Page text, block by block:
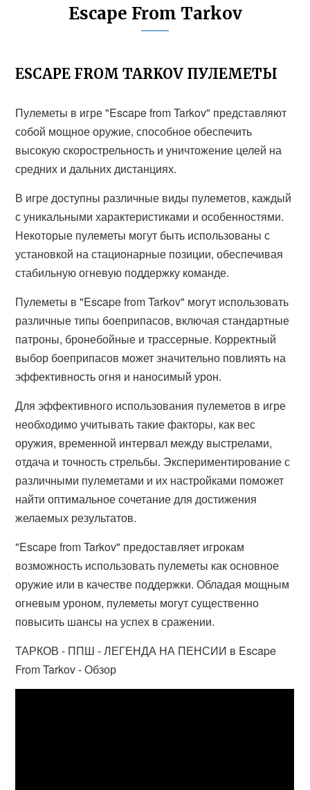
Escape From Tarkov
ESCAPE FROM TARKOV ПУЛЕМЕТЫ
Пулеметы в игре "Escape from Tarkov" представляют
собой мощное оружие, способное обеспечить
высокую скорострельность и уничтожение целей на
средних и дальних дистанциях.
В игре доступны различные виды пулеметов, каждый
с уникальными характеристиками и особенностями.
Некоторые пулеметы могут быть использованы с
установкой на стационарные позиции, обеспечивая
стабильную огневую поддержку команде.
Пулеметы в "Escape from Tarkov" могут использовать
различные типы боеприпасов, включая стандартные
патроны, бронебойные и трассерные. Корректный
выбор боеприпасов может значительно повлиять на
эффективность огня и наносимый урон.
Для эффективного использования пулеметов в игре
необходимо учитывать такие факторы, как вес
оружия, временной интервал между выстрелами,
отдача и точность стрельбы. Экспериментирование с
различными пулеметами и их настройками поможет
найти оптимальное сочетание для достижения
желаемых результатов.
"Escape from Tarkov" предоставляет игрокам
возможность использовать пулеметы как основное
оружие или в качестве поддержки. Обладая мощным
огневым уроном, пулеметы могут существенно
повысить шансы на успех в сражении.
ТАРКОВ - ППШ - ЛЕГЕНДА НА ПЕНСИИ в Escape
From Tarkov - Обзор